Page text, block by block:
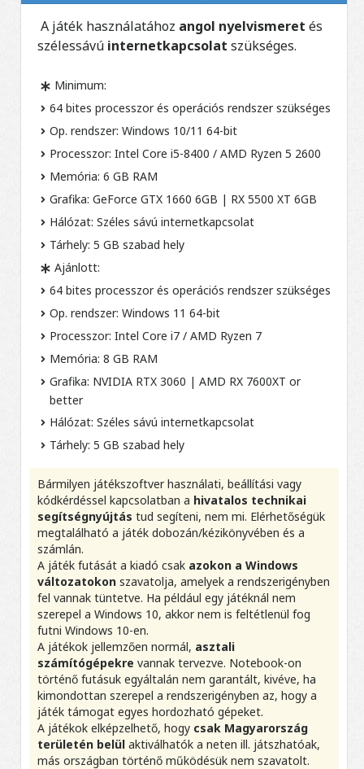
A játék használatához angol nyelvismeret és
szélessávú internetkapcsolat szükséges.
Minimum:
64 bites processzor és operációs rendszer szükséges
Op. rendszer: Windows 10/11 64-bit
Processzor: Intel Core i5-8400 / AMD Ryzen 5 2600
Memória: 6 GB RAM
Grafika: GeForce GTX 1660 6GB | RX 5500 XT 6GB
Hálózat: Széles sávú internetkapcsolat
Tárhely: 5 GB szabad hely
Ajánlott:
64 bites processzor és operációs rendszer szükséges
Op. rendszer: Windows 11 64-bit
Processzor: Intel Core i7 / AMD Ryzen 7
Memória: 8 GB RAM
Grafika: NVIDIA RTX 3060 | AMD RX 7600XT or
better
Hálózat: Széles sávú internetkapcsolat
Tárhely: 5 GB szabad hely
Bármilyen játékszoftver használati, beállítási vagy
kódkérdéssel kapcsolatban a hivatalos technikai
segítségnyújtás tud segíteni, nem mi. Elérhetőségük
megtalálható a játék dobozán/kézikönyvében és a
számlán.
A játék futását a kiadó csak azokon a Windows
változatokon szavatolja, amelyek a rendszerigényben
fel vannak tüntetve. Ha például egy játéknál nem
szerepel a Windows 10, akkor nem is feltétlenül fog
futni Windows 10-en.
A játékok jellemzően normál, asztali
számítógépekre vannak tervezve. Notebook-on
történő futásuk egyáltalán nem garantált, kivéve, ha
kimondottan szerepel a rendszerigényben az, hogy a
játék támogat egyes hordozható gépeket.
A játékok elképzelhető, hogy csak Magyarország
területén belül aktiválhatók a neten ill. játszhatóak,
más országban történő működésük nem szavatolt.